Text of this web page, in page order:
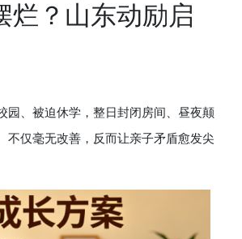
烂？山东动励启
、被迫休学，整日封闭房间、昼夜颠
不仅毫无改善，反而让亲子矛盾愈发尖